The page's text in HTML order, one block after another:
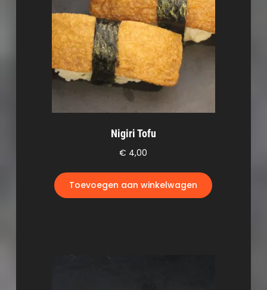
Nigiri Tofu
€ 4,00
Toevoegen aan winkelwagen